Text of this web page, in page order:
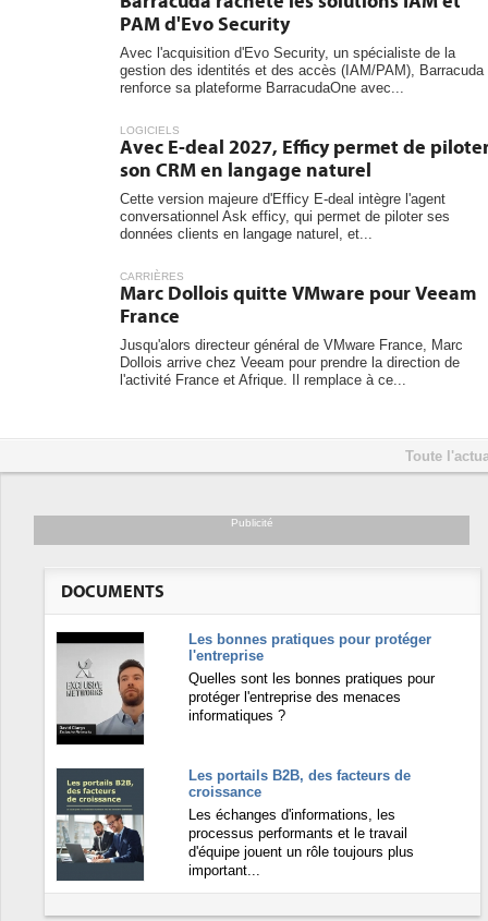
PAM d'Evo Security
Avec l'acquisition d'Evo Security, un spécialiste de la
gestion des identités et des accès (IAM/PAM), Barracuda
renforce sa plateforme BarracudaOne avec...
LOGICIELS
Avec E-deal 2027, Efficy permet de
son CRM en langage naturel
Cette version majeure d'Efficy E-deal intègre l'agent
conversationnel Ask efficy, qui permet de piloter ses
données clients en langage naturel, et...
CARRIÈRES
Marc Dollois quitte VMware pour Veeam
France
Jusqu'alors directeur général de VMware France, Marc
Dollois arrive chez Veeam pour prendre la direction de
l'activité France et Afrique. Il remplace à ce...
Toute
Publicité
DOCUMENTS
Les bonnes pratiques pour protéger
l'entreprise
Quelles sont les bonnes pratiques pour
protéger l'entreprise des menaces
informatiques ?
Les portails B2B, des facteurs de
croissance
Les échanges d'informations, les
processus performants et le travail
d'équipe jouent un rôle toujours plus
important...